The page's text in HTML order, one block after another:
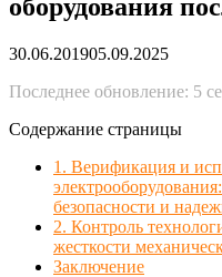
оборудования
30.06.201905.09.2025
Последнее обновление: 5
Содержание страницы
1. Верификация и
безопасности и
2. Контроль
жесткости
Заключение